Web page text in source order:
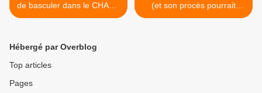
de basculer dans le CHAOS
!
(et son procès pourrait
marquer l'Histoire) >
Hébergé par Overblog
Top articles
Pages